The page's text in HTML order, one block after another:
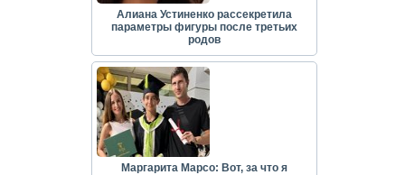
Алиана Устиненко рассекретила
параметры фигуры после третьих
родов
Маргарита Марсо: Вот, за что я